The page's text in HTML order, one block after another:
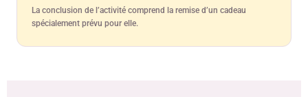
La conclusion de l’activité comprend la remise d’un cadeau
spécialement prévu pour elle.